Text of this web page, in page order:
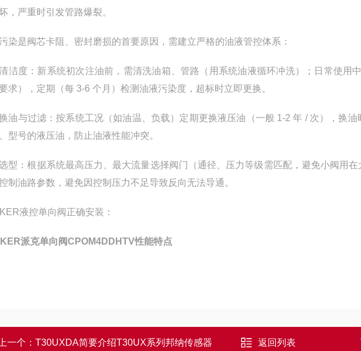
，严重时引发管路爆裂。
染是阀芯卡阻、密封磨损的首要原因，需建立严格的油液管控体系：
洁度：新系统初次注油前，需清洗油箱、管路（用系统油液循环冲洗）；日常使用
求），定期（每 3-6 个月）检测油液污染度，超标时立即更换。
油与过滤：按系统工况（如油温、负载）定期更换液压油（一般 1-2 年 / 次），换
型号的液压油，防止油液性能冲突。
型：根据系统最高压力、最大流量选择阀门（通径、压力等级需匹配，避免小阀用
制油路参数，避免因控制压力不足导致反向无法导通。
液控单向阀正确安装：
派克单向阀CPOM4DDHTV性能特点
一个： T30UXDA简要介绍T30UX系列邦纳传感器 返回列表